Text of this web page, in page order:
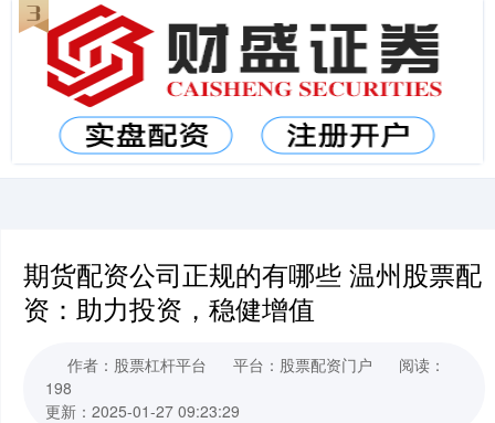
期货配资公司正规的有哪些 温州股票配
资：助力投资，稳健增值
作者：股票杠杆平台 平台：股票配资门户
阅读：
198
更新：2025-01-27 09:23:29